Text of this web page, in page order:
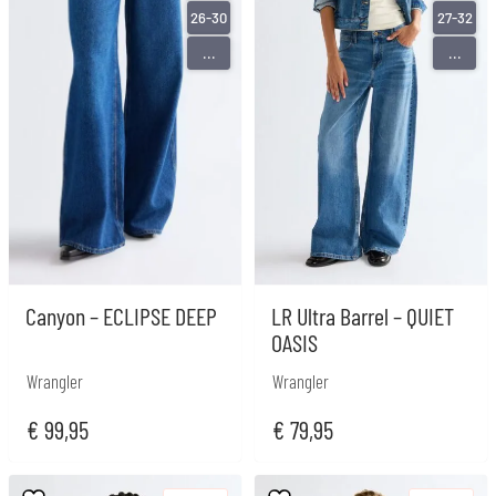
Canyon – ECLIPSE DEEP
Wrangler
€ 99,95
26-30
...
LR Ultra Barrel – QUIET
OASIS
Wrangler
€ 79,95
27-32
...